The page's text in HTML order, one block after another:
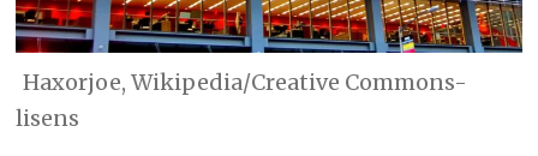
Haxorjoe, Wikipedia/Creative Commons-
lisens